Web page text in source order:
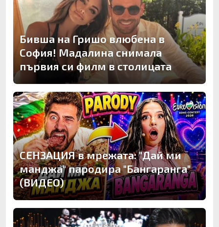
Бивша на Гришо влюбена в
София! Мадалина снимала
първия си филм в столицата
СЕНЗАЦИЯ в мрежата: "Дай ми
манджа" пародира "Бангаранга"
(ВИДЕО)